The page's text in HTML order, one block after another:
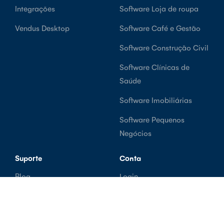
Integrações
Vendus Desktop
Software Loja de roupa
Software Café e Gestão
Software Construção Civil
Software Clínicas de
Saúde
Software Imobiliárias
Software Pequenos
Negócios
Suporte
Blog
Conta
Login